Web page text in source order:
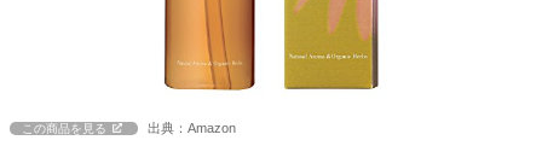
この商品を見る 出典：Amazon